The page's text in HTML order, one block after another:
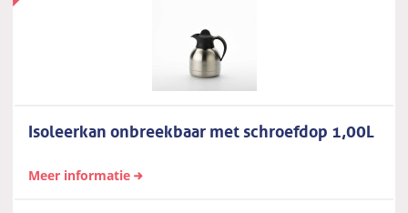
Isoleerkan onbreekbaar met schroefdop 1,00L
Meer informatie